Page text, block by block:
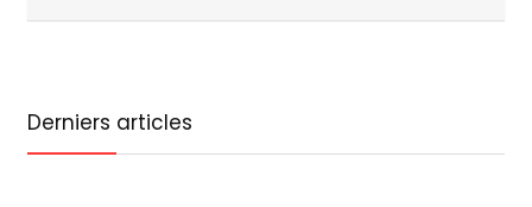
Derniers articles